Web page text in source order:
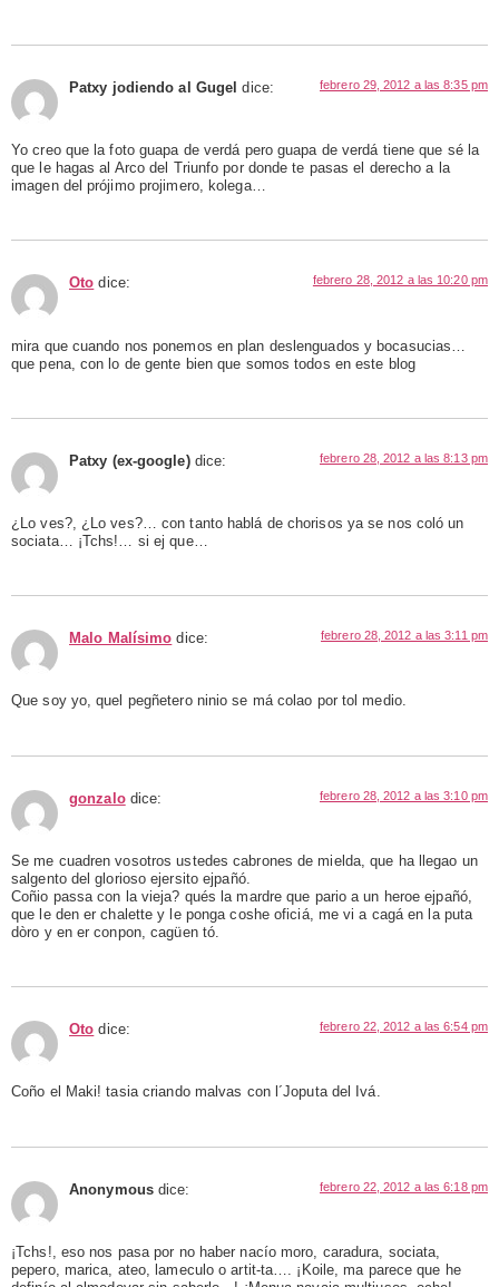
Patxy jodiendo al Gugel dice: febrero 29, 2012 a las 8:35 pm
Yo creo que la foto guapa de verdá pero guapa de verdá tiene que sé la
que le hagas al Arco del Triunfo por donde te pasas el derecho a la
imagen del prójimo projimero, kolega…
Oto dice: febrero 28, 2012 a las 10:20 pm
mira que cuando nos ponemos en plan deslenguados y bocasucias…
que pena, con lo de gente bien que somos todos en este blog
Patxy (ex-google) dice: febrero 28, 2012 a las 8:13 pm
¿Lo ves?, ¿Lo ves?… con tanto hablá de chorisos ya se nos coló un
sociata… ¡Tchs!… si ej que…
Malo Malísimo dice: febrero 28, 2012 a las 3:11 pm
Que soy yo, quel pegñetero ninio se má colao por tol medio.
gonzalo dice: febrero 28, 2012 a las 3:10 pm
Se me cuadren vosotros ustedes cabrones de mielda, que ha llegao un
salgento del glorioso ejersito ejpañó.
Coñio passa con la vieja? qués la mardre que pario a un heroe ejpañó,
que le den er chalette y le ponga coshe oficiá, me vi a cagá en la puta
dòro y en er conpon, cagüen tó.
Oto dice: febrero 22, 2012 a las 6:54 pm
Coño el Maki! tasia criando malvas con l´Joputa del Ivá.
Anonymous dice: febrero 22, 2012 a las 6:18 pm
¡Tchs!, eso nos pasa por no haber nacío moro, caradura, sociata,
pepero, marica, ateo, lameculo o artit-ta…. ¡Koile, ma parece que he